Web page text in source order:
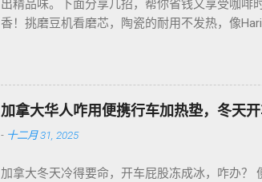
出精品味。下面分享几招，帮你省钱又享受咖啡
香！挑磨豆机看磨芯，陶瓷的耐用不发热，像
每周磨一次，存密封罐，早上冲杯咖啡，香到
货。 便携咖啡磨豆机 让德国华人租房也能喝精
加拿大华人咋用便携行车加热垫，冬天开
- 十二月 31, 2025
加拿大冬天冷得要命，开车屁股冻成冰，咋办？